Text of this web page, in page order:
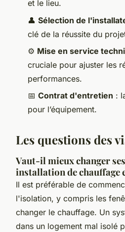
et le lieu.
👤 Sélection de
clé de la réussite du
⚙️ Mise en service
cruciale pour ajuster les
performances.
📅 Contrat d'entretien :
pour l’équipement.
Les questions des
Vaut-il mieux changer
installation de chauffage
Il est préférable de
l'isolation, y compris les
changer le chauffage. Un
dans un logement mal isolé